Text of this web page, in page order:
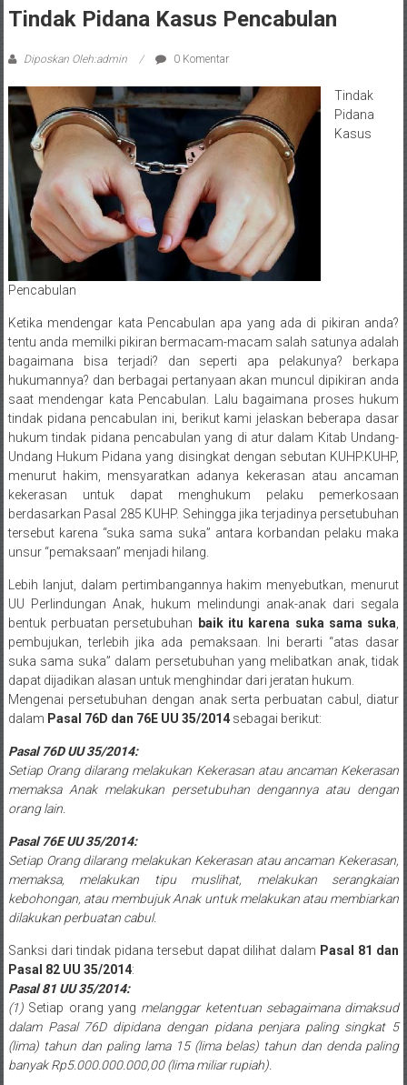
Wonosari,
Wates,
Klaten,
Magelang,
Solo,
Semarang,
Jakarta,
Bali,
Surabaya,
Surakarta,
Sukoharjo,
Mungkid,
Purworejo,
Daerah
Istimewa
Yogyakarta,
Makassar,
Denpasar,
Salatiga,
Ungaran,
Pontianak,
Bandung,
Kendari,
Riau,
Pekanbaru,
Bengkulu,
Mukomuko,
Gunung
Kidul,
Tindak Pidana Kasus Pencabulan
Diposkan Oleh:admin 0 Komentar
Tindak
Pidana
Kasus
Pencabulan
Ketika mendengar kata Pencabulan apa yang ada di pikiran anda?
tentu anda memilki pikiran bermacam-macam salah satunya adalah
bagaimana bisa terjadi? dan seperti apa pelakunya? berkapa
hukumannya? dan berbagai pertanyaan akan muncul dipikiran anda
saat mendengar kata Pencabulan. Lalu bagaimana proses hukum
tindak pidana pencabulan ini, berikut kami jelaskan beberapa dasar
hukum tindak pidana pencabulan yang di atur dalam Kitab Undang-
Undang Hukum Pidana yang disingkat dengan sebutan KUHP.KUHP,
menurut hakim, mensyaratkan adanya kekerasan atau ancaman
kekerasan untuk dapat menghukum pelaku pemerkosaan
berdasarkan Pasal 285 KUHP. Sehingga jika terjadinya persetubuhan
tersebut karena “suka sama suka” antara korbandan pelaku maka
unsur “pemaksaan” menjadi hilang.
Lebih lanjut, dalam pertimbangannya hakim menyebutkan, menurut
UU Perlindungan Anak, hukum melindungi anak-anak dari segala
bentuk perbuatan persetubuhan baik itu karena suka sama suka,
pembujukan, terlebih jika ada pemaksaan. Ini berarti “atas dasar
suka sama suka” dalam persetubuhan yang melibatkan anak, tidak
dapat dijadikan alasan untuk menghindar dari jeratan hukum.
Mengenai persetubuhan dengan anak serta perbuatan cabul, diatur
dalam Pasal 76D dan 76E UU 35/2014sebagai berikut:
Pasal 76D UU 35/2014:
Setiap Orang dilarang melakukan Kekerasan atau ancaman Kekerasan
memaksa Anak melakukan persetubuhan dengannya atau dengan
orang lain.
Pasal 76E UU 35/2014:
Setiap Orang dilarang melakukan Kekerasan atau ancaman Kekerasan,
memaksa, melakukan tipu muslihat, melakukan serangkaian
kebohongan, atau membujuk Anak untuk melakukan atau membiarkan
dilakukan perbuatan cabul.
Sanksi dari tindak pidana tersebut dapat dilihat dalam Pasal 81 dan
Pasal 82 UU 35/2014:
Pasal 81 UU 35/2014:
(1) Setiap orang yang melanggar ketentuan sebagaimana dimaksud
dalam Pasal 76D dipidana dengan pidana penjara paling singkat 5
(lima) tahun dan paling lama 15 (lima belas) tahun dan denda paling
banyak Rp5.000.000.000,00 (lima miliar rupiah).